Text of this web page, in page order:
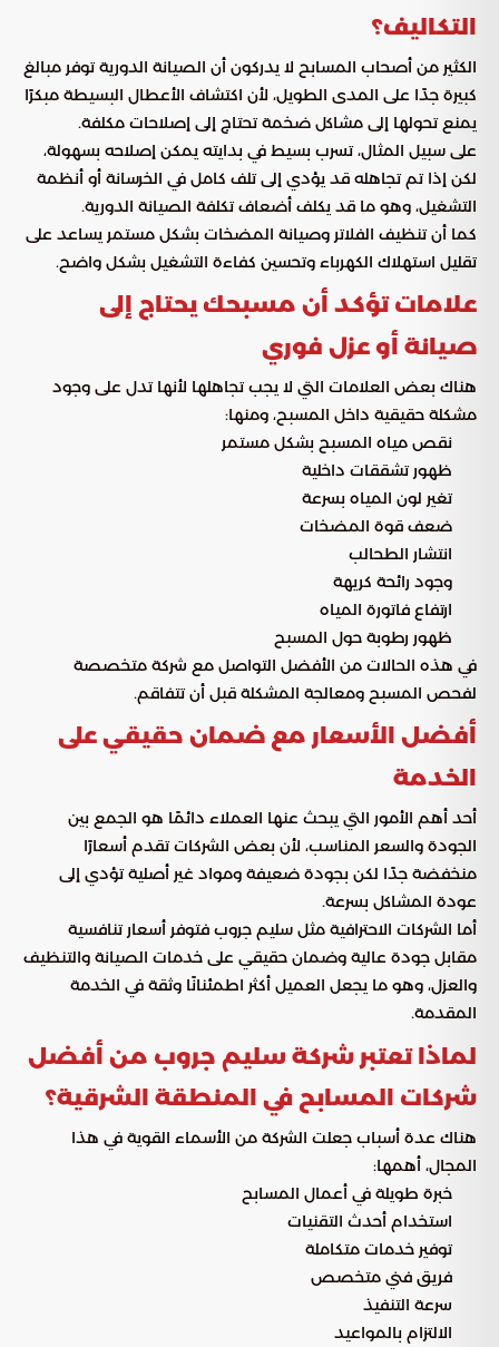
التكاليف؟
الكثير من أصحاب المسابح لا يدركون أن الصيانة الدورية توفر مبالغ
كبيرة جدًا على المدى الطويل، لأن اكتشاف الأعطال البسيطة مبكرًا
يمنع تحولها إلى مشاكل ضخمة تحتاج إلى إصلاحات مكلفة.
على سبيل المثال، تسرب بسيط في بدايته يمكن إصلاحه بسهولة،
لكن إذا تم تجاهله قد يؤدي إلى تلف كامل في الخرسانة أو أنظمة
التشغيل، وهو ما قد يكلف أضعاف تكلفة الصيانة الدورية.
كما أن تنظيف الفلاتر وصيانة المضخات بشكل مستمر يساعد على
تقليل استهلاك الكهرباء وتحسين كفاءة التشغيل بشكل واضح.
علامات تؤكد أن مسبحك يحتاج إلى
صيانة أو عزل فوري
هناك بعض العلامات التي لا يجب تجاهلها لأنها تدل على وجود
مشكلة حقيقية داخل المسبح، ومنها:
نقص مياه المسبح بشكل مستمر
ظهور تشققات داخلية
تغير لون المياه بسرعة
ضعف قوة المضخات
انتشار الطحالب
وجود رائحة كريهة
ارتفاع فاتورة المياه
ظهور رطوبة حول المسبح
في هذه الحالات من الأفضل التواصل مع شركة متخصصة
لفحص المسبح ومعالجة المشكلة قبل أن تتفاقم.
أفضل الأسعار مع ضمان حقيقي على
الخدمة
أحد أهم الأمور التي يبحث عنها العملاء دائمًا هو الجمع بين
الجودة والسعر المناسب، لأن بعض الشركات تقدم أسعارًا
منخفضة جدًا لكن بجودة ضعيفة ومواد غير أصلية تؤدي إلى
عودة المشاكل بسرعة.
أما الشركات الاحترافية مثل سليم جروب فتوفر أسعار تنافسية
مقابل جودة عالية وضمان حقيقي على خدمات الصيانة والتنظيف
والعزل، وهو ما يجعل العميل أكثر اطمئنانًا وثقة في الخدمة
المقدمة.
لماذا تعتبر شركة سليم جروب من أفضل
شركات المسابح في المنطقة الشرقية؟
هناك عدة أسباب جعلت الشركة من الأسماء القوية في هذا
المجال، أهمها:
خبرة طويلة في أعمال المسابح
استخدام أحدث التقنيات
توفير خدمات متكاملة
فريق فني متخصص
سرعة التنفيذ
الالتزام بالمواعيد